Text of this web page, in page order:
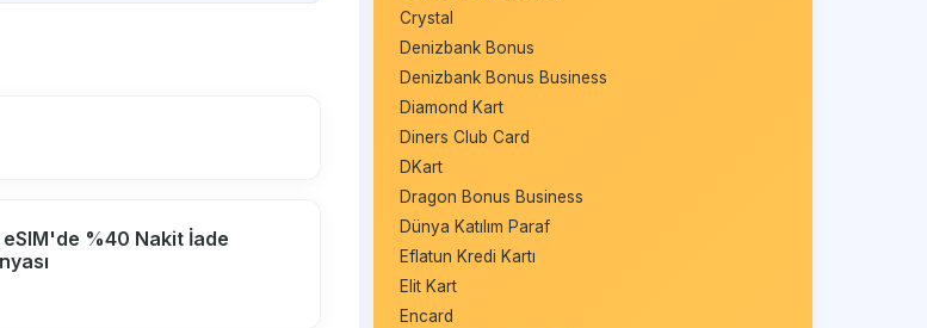
%40 Nakit İade
Crystal
Denizbank Bonus
Denizbank Bonus Business
Diamond Kart
Diners Club Card
DKart
Dragon Bonus Business
Dünya Katılım Paraf
Eflatun Kredi Kartı
Elit Kart
Encard